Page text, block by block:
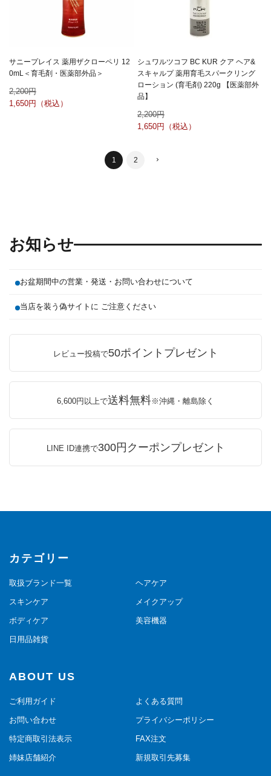
サニープレイス 薬用ザクローペリ 12
0mL＜育毛剤・医薬部外品＞
2,200
1,650
シュワルツコフ BC KUR クア ヘア&
スキャルプ 薬用育毛スパークリング
ローション (育毛剤) 220g 【医薬部外
品】
2,200
1,650
1 2
お知らせ
お盆期間中の営業・発送・お問い合わせについて
当店を装う偽サイトに ご注意ください
レビュー投稿で50ポイントプレゼント
6,600円以上で送料無料※沖縄・離島除く
LINE ID連携で300円クーポンプレゼント
カテゴリー
取扱ブランド一覧 ヘアケア
スキンケア メイクアップ
ボディケア 美容機器
日用品雑貨
ABOUT US
ご利用ガイド よくある質問
お問い合わせ プライバシーポリシー
特定商取引法表示 FAX注文
姉妹店舗紹介 新規取引先募集